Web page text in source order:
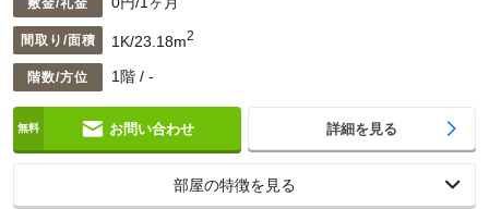
敷金/礼金
間取り/面積 1K/23.18m2
階数/方位 1階 / -
お問い合わせ 詳細を見る
部屋の特徴を見る